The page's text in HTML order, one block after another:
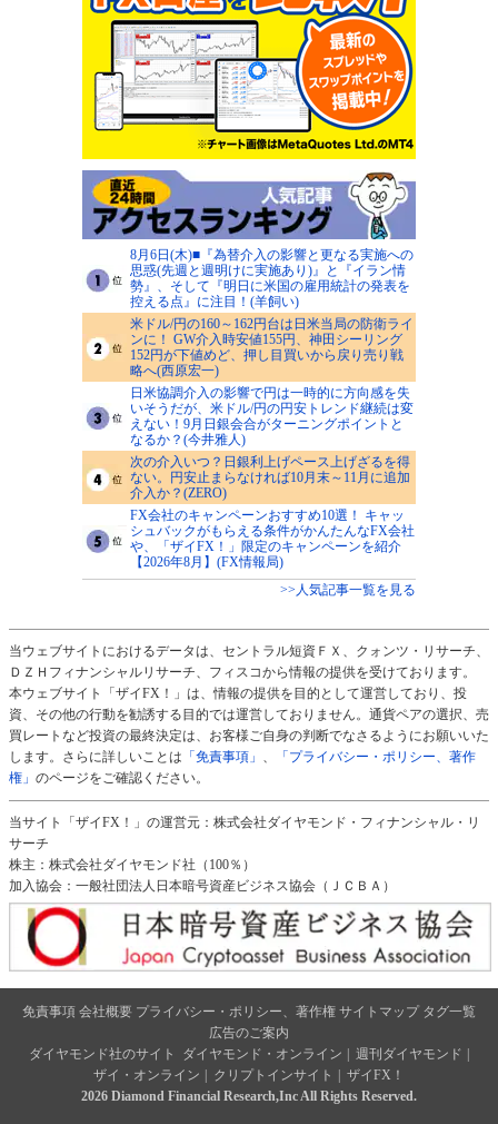
8月6日(木)■『為替介入の影響と更なる実施への
思惑(先週と週明けに実施あり)』と『イラン情
勢』、そして『明日に米国の雇用統計の発表を
控える点』に注目！(羊飼い)
米ドル/円の160～162円台は日米当局の防衛ライ
ンに！ GW介入時安値155円、神田シーリング
152円が下値めど、押し目買いから戻り売り戦
略へ(西原宏一)
日米協調介入の影響で円は一時的に方向感を失
いそうだが、米ドル/円の円安トレンド継続は変
えない！9月日銀会合がターニングポイントと
なるか？(今井雅人)
次の介入いつ？日銀利上げペース上げざるを得
ない。円安止まらなければ10月末～11月に追加
介入か？(ZERO)
FX会社のキャンペーンおすすめ10選！ キャッ
シュバックがもらえる条件がかんたんなFX会社
や、「ザイFX！」限定のキャンペーンを紹介
【2026年8月】(FX情報局)
>>人気記事一覧を見る
当ウェブサイトにおけるデータは、セントラル短資ＦＸ、クォンツ・リサーチ、
ＤＺＨフィナンシャルリサーチ、フィスコから情報の提供を受けております。
本ウェブサイト「ザイFX！」は、情報の提供を目的として運営しており、投
資、その他の行動を勧誘する目的では運営しておりません。通貨ペアの選択、売
買レートなど投資の最終決定は、お客様ご自身の判断でなさるようにお願いいた
します。さらに詳しいことは 「免責事項」 、
「プライバシー・ポリシー、著作
権」 のページをご確認ください。
当サイト「ザイFX！」の運営元：株式会社ダイヤモンド・フィナンシャル・リ
サーチ
株主：株式会社ダイヤモンド社（100％）
加入協会：一般社団法人日本暗号資産ビジネス協会（ＪＣＢＡ）
免責事項 会社概要 プライバシー・ポリシー、著作権 サイトマップ タグ一覧
広告のご案内
ダイヤモンド社のサイト
ダイヤモンド・オンライン | 週刊ダイヤモンド |
ザイ・オンライン | クリプトインサイト | ザイFX！
2026 Diamond Financial Research,Inc All Rights Reserved.